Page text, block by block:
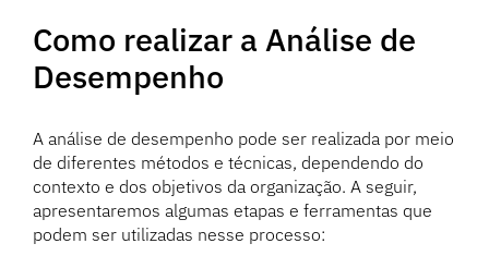
Como realizar a Análise de
Desempenho
A análise de desempenho pode ser realizada por meio
de diferentes métodos e técnicas, dependendo do
contexto e dos objetivos da organização. A seguir,
apresentaremos algumas etapas e ferramentas que
podem ser utilizadas nesse processo: